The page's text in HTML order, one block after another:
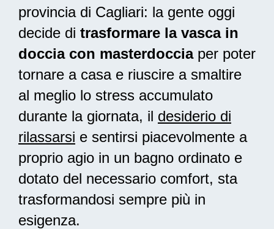
provincia di Cagliari: la gente oggi
decide di trasformare la vasca in
doccia con masterdocciaper poter
tornare a casa e riuscire a smaltire
al meglio lo stress accumulato
durante la giornata, il desiderio di
rilassarsi e sentirsi piacevolmente a
proprio agio in un bagno ordinato e
dotato del necessario comfort, sta
trasformandosi sempre più in
esigenza.